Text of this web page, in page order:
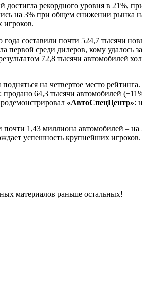
рекордного уровня в 21%,
на 3% при общем снижении рынка на
игроков.
составили почти 524,7 тысячи
среди дилеров, кому удалось
72,8 тысячи автомобилей
подняться на четвертое место
продано 64,3 тысячи автомобилей
«АвтоСпецЦентр»:
1,43 миллиона автомобилей –
успешность крупнейших игроков.
материалов раньше остальных!